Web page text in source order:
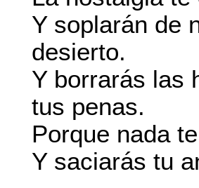
Y soplarán de
desierto.
Y borrarás las
tus penas.
Porque nada
Y saciarás tu